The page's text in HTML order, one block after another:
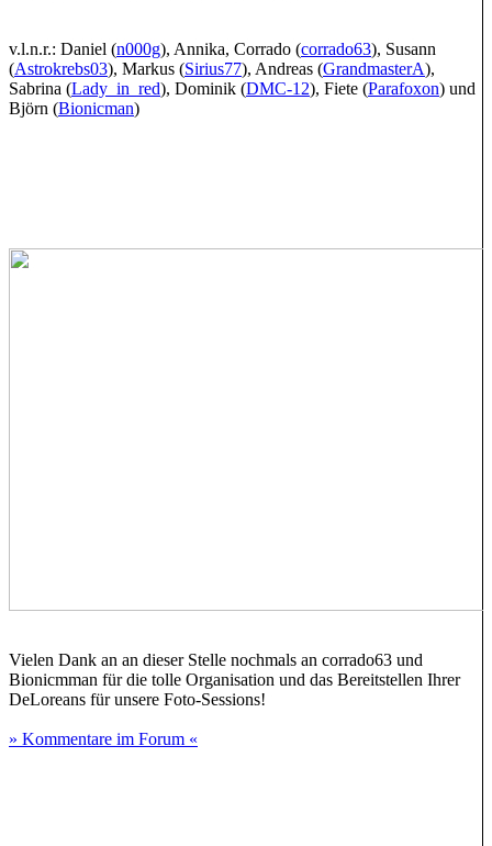
v.l.n.r.: Daniel (n000g), Annika, Corrado (corrado63), Susann
(Astrokrebs03), Markus (Sirius77), Andreas (GrandmasterA),
Sabrina (Lady_in_red), Dominik (DMC-12), Fiete (Parafoxon) und
Björn (Bionicman)
Vielen Dank an an dieser Stelle nochmals an corrado63 und
Bionicmman für die tolle Organisation und das Bereitstellen Ihrer
DeLoreans für unsere Foto-Sessions!
» Kommentare im Forum «